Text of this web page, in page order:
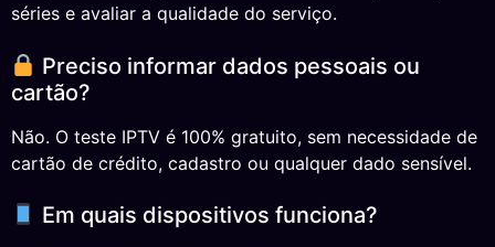
séries e avaliar a qualidade do serviço.
Preciso informar dados pessoais ou
cartão?
Não. O teste IPTV é 100% gratuito, sem necessidade de
cartão de crédito, cadastro ou qualquer dado sensível.
Em quais dispositivos funciona?